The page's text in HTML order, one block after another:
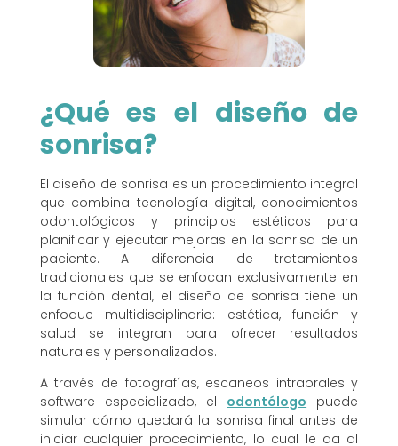
¿Qué es el diseño de
sonrisa?
El diseño de sonrisa es un procedimiento integral
que combina tecnología digital, conocimientos
odontológicos y principios estéticos para
planificar y ejecutar mejoras en la sonrisa de un
paciente. A diferencia de tratamientos
tradicionales que se enfocan exclusivamente en
la función dental, el diseño de sonrisa tiene un
enfoque multidisciplinario: estética, función y
salud se integran para ofrecer resultados
naturales y personalizados.
A través de fotografías, escaneos intraorales y
software especializado, el odontólogo puede
simular cómo quedará la sonrisa final antes de
iniciar cualquier procedimiento, lo cual le da al